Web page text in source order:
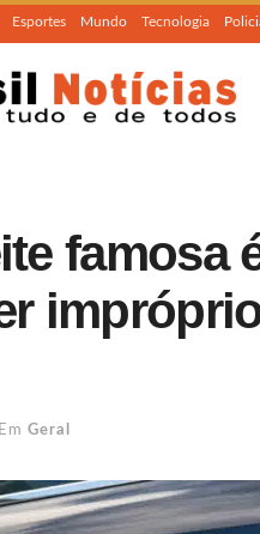
Esportes Mundo Tecnologia
famosa
Em Geral